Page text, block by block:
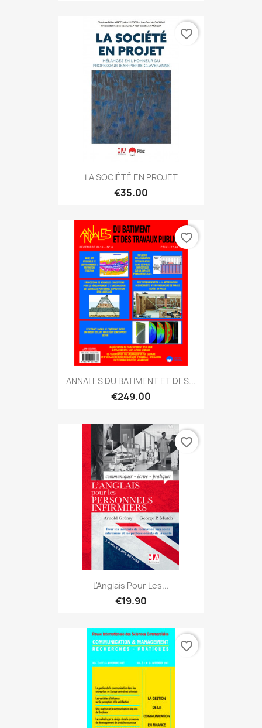
LA SOCIÉTÉ EN PROJET
€35.00
favorite_border
ANNALES DU BATIMENT ET DES...
€249.00
favorite_border
L'Anglais Pour Les...
€19.90
favorite_border
favorite_border